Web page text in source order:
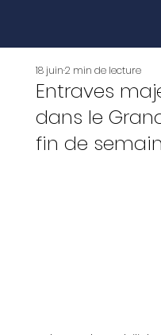
Entraves
dans le
fin de
18 juin2 min de lecture